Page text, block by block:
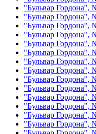
"Бульвар Гордона",
"Бульвар Гордона",
"Бульвар Гордона",
"Бульвар Гордона",
"Бульвар Гордона",
"Бульвар Гордона",
"Бульвар Гордона",
"Бульвар Гордона",
"Бульвар Гордона",
"Бульвар Гордона",
"Бульвар Гордона",
"Бульвар Гордона",
"Бульвар Гордона",
"Бульвар Гордона",